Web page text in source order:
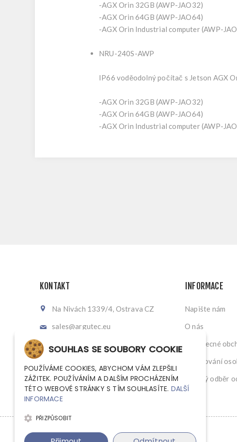
-AGX Orin 32GB (AWP-JAO32)
-AGX Orin 64GB (AWP-JAO64)
-AGX Orin Industrial computer (AWP-
NRU-240S-AWP
IP66 voděodolný počítač s Jetson AGX
-AGX Orin 32GB (AWP-JAO32)
-AGX Orin 64GB (AWP-JAO64)
-AGX Orin Industrial computer (AWP-
KONTAKT
Na Nivách 1339/4, Ostrava CZ
sales@argutec.eu
INFORMACE
Napište nám
O nás
Všeobecné
Zpracování
Zpětný odběr
SOUHLAS SE SOUBORY COOKIE
POUŽÍVÁME COOKIES, ABYCHOM VÁM ZLEPŠILI
ZÁŽITEK. POUŽÍVÁNÍM A DALŠÍM PROCHÁZENÍM
TÉTO WEBOVÉ STRÁNKY S TÍM SOUHLASÍTE. DALŠÍ
INFORMACE
PŘIZPŮSOBIT